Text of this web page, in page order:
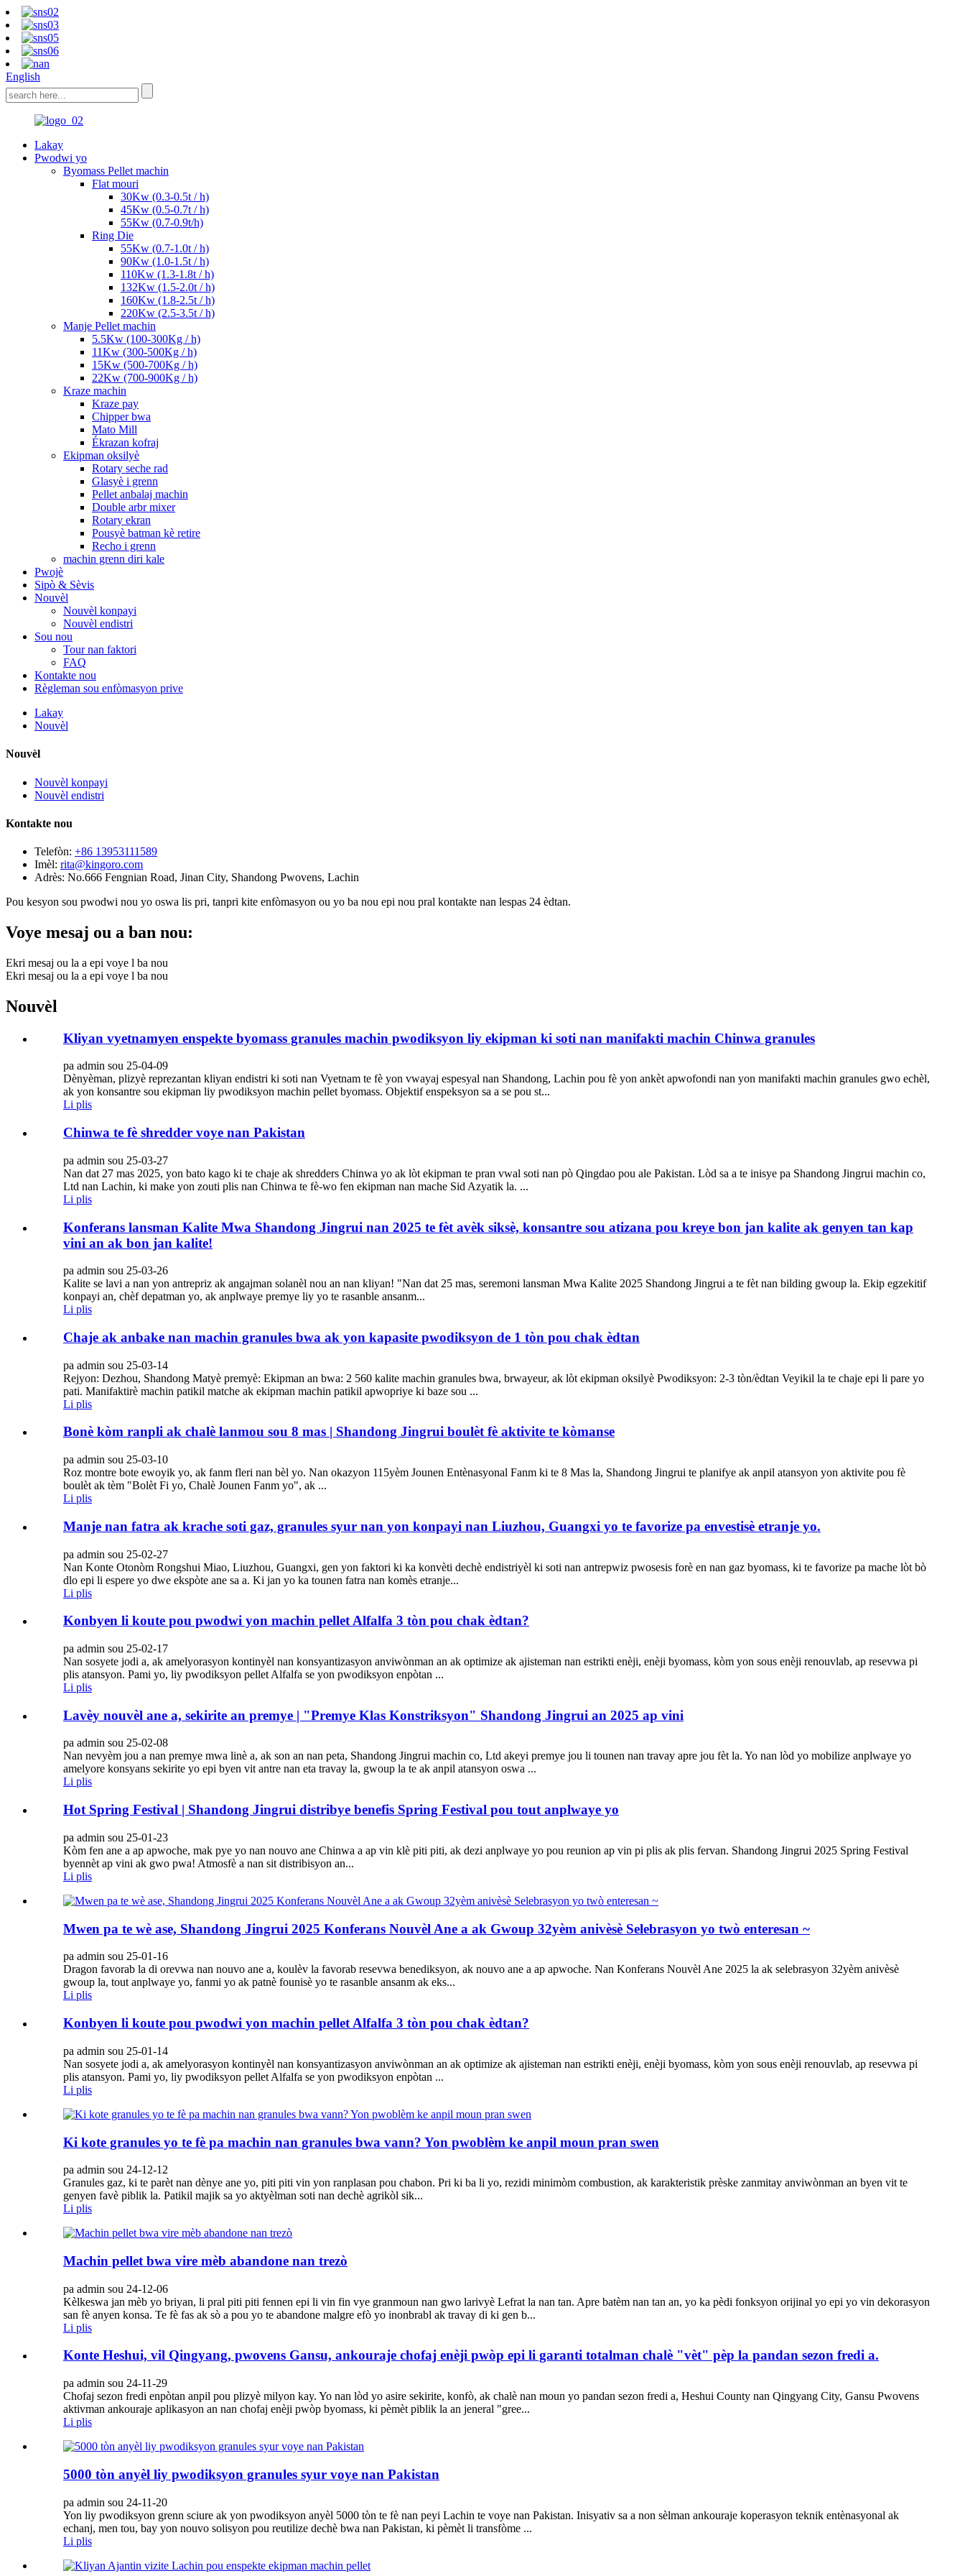
English
Lakay
Pwodwi yo
Byomass Pellet machin
Flat mouri
30Kw (0.3-0.5t / h)
45Kw (0.5-0.7t / h)
55Kw (0.7-0.9t/h)
Ring Die
55Kw (0.7-1.0t / h)
90Kw (1.0-1.5t / h)
110Kw (1.3-1.8t / h)
132Kw (1.5-2.0t / h)
160Kw (1.8-2.5t / h)
220Kw (2.5-3.5t / h)
Manje Pellet machin
5.5Kw (100-300Kg / h)
11Kw (300-500Kg / h)
15Kw (500-700Kg / h)
22Kw (700-900Kg / h)
Kraze machin
Kraze pay
Chipper bwa
Mato Mill
Ékrazan kofraj
Ekipman oksilyè
Rotary seche rad
Glasyè i grenn
Pellet anbalaj machin
Double arbr mixer
Rotary ekran
Pousyè batman kè retire
Recho i grenn
machin grenn diri kale
Pwojè
Sipò & Sèvis
Nouvèl
Nouvèl konpayi
Nouvèl endistri
Sou nou
Tour nan faktori
FAQ
Kontakte nou
Règleman sou enfòmasyon prive
Lakay
Nouvèl
Nouvèl
Nouvèl konpayi
Nouvèl endistri
Kontakte nou
Telefòn: +86 13953111589
Imèl: rita@kingoro.com
Adrès: No.666 Fengnian Road, Jinan City, Shandong Pwovens, Lachin
Pou kesyon sou pwodwi nou yo oswa lis pri, tanpri kite enfòmasyon ou yo ba nou epi nou pral kontakte nan lespas 24 èdtan.
Voye mesaj ou a ban nou:
Ekri mesaj ou la a epi voye l ba nou
Ekri mesaj ou la a epi voye l ba nou
Nouvèl
Kliyan vyetnamyen enspekte byomass granules machin pwodiksyon liy ekipman ki soti nan manifakti machin Chinwa granules
pa admin sou 25-04-09
Dènyèman, plizyè reprezantan kliyan endistri ki soti nan Vyetnam te fè yon vwayaj espesyal nan Shandong, Lachin pou fè yon ankèt apwofondi nan yon manifakti machin granules gwo echèl,
ak yon konsantre sou ekipman liy pwodiksyon machin pellet byomass. Objektif enspeksyon sa a se pou st...
Li plis
Chinwa te fè shredder voye nan Pakistan
pa admin sou 25-03-27
Nan dat 27 mas 2025, yon bato kago ki te chaje ak shredders Chinwa yo ak lòt ekipman te pran vwal soti nan pò Qingdao pou ale Pakistan. Lòd sa a te inisye pa Shandong Jingrui machin co,
Ltd nan Lachin, ki make yon zouti plis nan Chinwa te fè-wo fen ekipman nan mache Sid Azyatik la. ...
Li plis
Konferans lansman Kalite Mwa Shandong Jingrui nan 2025 te fèt avèk siksè, konsantre sou atizana pou kreye bon jan kalite ak genyen tan kap
vini an ak bon jan kalite!
pa admin sou 25-03-26
Kalite se lavi a nan yon antrepriz ak angajman solanèl nou an nan kliyan! "Nan dat 25 mas, seremoni lansman Mwa Kalite 2025 Shandong Jingrui a te fèt nan bilding gwoup la. Ekip egzekitif
konpayi an, chèf depatman yo, ak anplwaye premye liy yo te rasanble ansanm...
Li plis
Chaje ak anbake nan machin granules bwa ak yon kapasite pwodiksyon de 1 tòn pou chak èdtan
pa admin sou 25-03-14
Rejyon: Dezhou, Shandong Matyè premyè: Ekipman an bwa: 2 560 kalite machin granules bwa, brwayeur, ak lòt ekipman oksilyè Pwodiksyon: 2-3 tòn/èdtan Veyikil la te chaje epi li pare yo
pati. Manifaktirè machin patikil matche ak ekipman machin patikil apwopriye ki baze sou ...
Li plis
Bonè kòm ranpli ak chalè lanmou sou 8 mas | Shandong Jingrui boulèt fè aktivite te kòmanse
pa admin sou 25-03-10
Roz montre bote ewoyik yo, ak fanm fleri nan bèl yo. Nan okazyon 115yèm Jounen Entènasyonal Fanm ki te 8 Mas la, Shandong Jingrui te planifye ak anpil atansyon yon aktivite pou fè
boulèt ak tèm "Bolèt Fi yo, Chalè Jounen Fanm yo", ak ...
Li plis
Manje nan fatra ak krache soti gaz, granules syur nan yon konpayi nan Liuzhou, Guangxi yo te favorize pa envestisè etranje yo.
pa admin sou 25-02-27
Nan Konte Otonòm Rongshui Miao, Liuzhou, Guangxi, gen yon faktori ki ka konvèti dechè endistriyèl ki soti nan antrepwiz pwosesis forè en nan gaz byomass, ki te favorize pa mache lòt bò
dlo epi li espere yo dwe ekspòte ane sa a. Ki jan yo ka tounen fatra nan komès etranje...
Li plis
Konbyen li koute pou pwodwi yon machin pellet Alfalfa 3 tòn pou chak èdtan?
pa admin sou 25-02-17
Nan sosyete jodi a, ak amelyorasyon kontinyèl nan konsyantizasyon anviwònman an ak optimize ak ajisteman nan estrikti enèji, enèji byomass, kòm yon sous enèji renouvlab, ap resevwa pi
plis atansyon. Pami yo, liy pwodiksyon pellet Alfalfa se yon pwodiksyon enpòtan ...
Li plis
Lavèy nouvèl ane a, sekirite an premye | "Premye Klas Konstriksyon" Shandong Jingrui an 2025 ap vini
pa admin sou 25-02-08
Nan nevyèm jou a nan premye mwa linè a, ak son an nan peta, Shandong Jingrui machin co, Ltd akeyi premye jou li tounen nan travay apre jou fèt la. Yo nan lòd yo mobilize anplwaye yo
amelyore konsyans sekirite yo epi byen vit antre nan eta travay la, gwoup la te ak anpil atansyon oswa ...
Li plis
Hot Spring Festival | Shandong Jingrui distribye benefis Spring Festival pou tout anplwaye yo
pa admin sou 25-01-23
Kòm fen ane a ap apwoche, mak pye yo nan nouvo ane Chinwa a ap vin klè piti piti, ak dezi anplwaye yo pou reunion ap vin pi plis ak plis fervan. Shandong Jingrui 2025 Spring Festival
byennèt ap vini ak gwo pwa! Atmosfè a nan sit distribisyon an...
Li plis
Mwen pa te wè ase, Shandong Jingrui 2025 Konferans Nouvèl Ane a ak Gwoup 32yèm anivèsè Selebrasyon yo twò enteresan ~
pa admin sou 25-01-16
Dragon favorab la di orevwa nan nouvo ane a, koulèv la favorab resevwa benediksyon, ak nouvo ane a ap apwoche. Nan Konferans Nouvèl Ane 2025 la ak selebrasyon 32yèm anivèsè
gwoup la, tout anplwaye yo, fanmi yo ak patnè founisè yo te rasanble ansanm ak eks...
Li plis
Konbyen li koute pou pwodwi yon machin pellet Alfalfa 3 tòn pou chak èdtan?
pa admin sou 25-01-14
Nan sosyete jodi a, ak amelyorasyon kontinyèl nan konsyantizasyon anviwònman an ak optimize ak ajisteman nan estrikti enèji, enèji byomass, kòm yon sous enèji renouvlab, ap resevwa pi
plis atansyon. Pami yo, liy pwodiksyon pellet Alfalfa se yon pwodiksyon enpòtan ...
Li plis
Ki kote granules yo te fè pa machin nan granules bwa vann? Yon pwoblèm ke anpil moun pran swen
pa admin sou 24-12-12
Granules gaz, ki te parèt nan dènye ane yo, piti piti vin yon ranplasan pou chabon. Pri ki ba li yo, rezidi minimòm combustion, ak karakteristik prèske zanmitay anviwònman an byen vit te
genyen favè piblik la. Patikil majik sa yo aktyèlman soti nan dechè agrikòl sik...
Li plis
Machin pellet bwa vire mèb abandone nan trezò
pa admin sou 24-12-06
Kèlkeswa jan mèb yo briyan, li pral piti piti fennen epi li vin fin vye granmoun nan gwo larivyè Lefrat la nan tan. Apre batèm nan tan an, yo ka pèdi fonksyon orijinal yo epi yo vin dekorasyon
san fè anyen konsa. Te fè fas ak sò a pou yo te abandone malgre efò yo inonbrabl ak travay di ki gen b...
Li plis
Konte Heshui, vil Qingyang, pwovens Gansu, ankouraje chofaj enèji pwòp epi li garanti totalman chalè "vèt" pèp la pandan sezon fredi a.
pa admin sou 24-11-29
Chofaj sezon fredi enpòtan anpil pou plizyè milyon kay. Yo nan lòd yo asire sekirite, konfò, ak chalè nan moun yo pandan sezon fredi a, Heshui County nan Qingyang City, Gansu Pwovens
aktivman ankouraje aplikasyon an nan chofaj enèji pwòp byomass, ki pèmèt piblik la an jeneral "gree...
Li plis
5000 tòn anyèl liy pwodiksyon granules syur voye nan Pakistan
pa admin sou 24-11-20
Yon liy pwodiksyon grenn sciure ak yon pwodiksyon anyèl 5000 tòn te fè nan peyi Lachin te voye nan Pakistan. Inisyativ sa a non sèlman ankouraje koperasyon teknik entènasyonal ak
echanj, men tou, bay yon nouvo solisyon pou reutilize dechè bwa nan Pakistan, ki pèmèt li transfòme ...
Li plis